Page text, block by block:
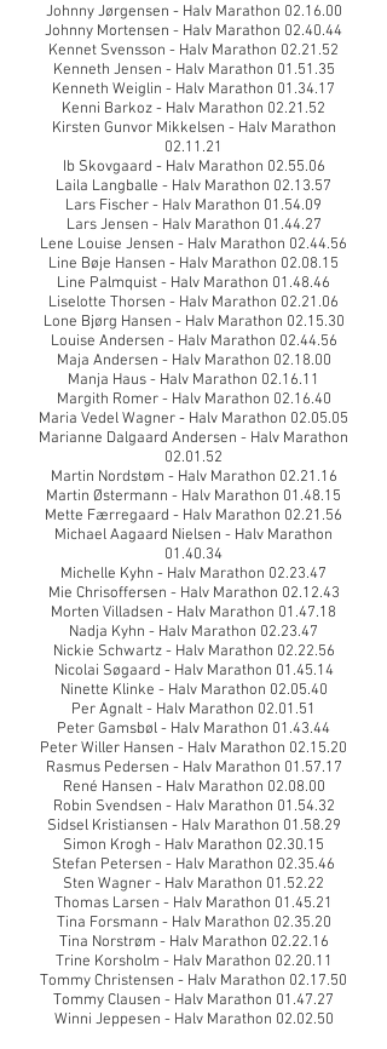
Johnny Jørgensen - Halv Marathon 02.16.00
Johnny Mortensen - Halv Marathon 02.40.44
Kennet Svensson - Halv Marathon 02.21.52
Kenneth Jensen - Halv Marathon 01.51.35
Kenneth Weiglin - Halv Marathon 01.34.17
Kenni Barkoz - Halv Marathon 02.21.52
Kirsten Gunvor Mikkelsen - Halv Marathon
02.11.21
Ib Skovgaard - Halv Marathon 02.55.06
Laila Langballe - Halv Marathon 02.13.57
Lars Fischer - Halv Marathon 01.54.09
Lars Jensen - Halv Marathon 01.44.27
Lene Louise Jensen - Halv Marathon 02.44.56
Line Bøje Hansen - Halv Marathon 02.08.15
Line Palmquist - Halv Marathon 01.48.46
Liselotte Thorsen - Halv Marathon 02.21.06
Lone Bjørg Hansen - Halv Marathon 02.15.30
Louise Andersen - Halv Marathon 02.44.56
Maja Andersen - Halv Marathon 02.18.00
Manja Haus - Halv Marathon 02.16.11
Margith Romer - Halv Marathon 02.16.40
Maria Vedel Wagner - Halv Marathon 02.05.05
Marianne Dalgaard Andersen - Halv Marathon
02.01.52
Martin Nordstøm - Halv Marathon 02.21.16
Martin Østermann - Halv Marathon 01.48.15
Mette Færregaard - Halv Marathon 02.21.56
Michael Aagaard Nielsen - Halv Marathon
01.40.34
Michelle Kyhn - Halv Marathon 02.23.47
Mie Chrisoffersen - Halv Marathon 02.12.43
Morten Villadsen - Halv Marathon 01.47.18
Nadja Kyhn - Halv Marathon 02.23.47
Nickie Schwartz - Halv Marathon 02.22.56
Nicolai Søgaard - Halv Marathon 01.45.14
Ninette Klinke - Halv Marathon 02.05.40
Per Agnalt - Halv Marathon 02.01.51
Peter Gamsbøl - Halv Marathon 01.43.44
Peter Willer Hansen - Halv Marathon 02.15.20
Rasmus Pedersen - Halv Marathon 01.57.17
René Hansen - Halv Marathon 02.08.00
Robin Svendsen - Halv Marathon 01.54.32
Sidsel Kristiansen - Halv Marathon 01.58.29
Simon Krogh - Halv Marathon 02.30.15
Stefan Petersen - Halv Marathon 02.35.46
Sten Wagner - Halv Marathon 01.52.22
Thomas Larsen - Halv Marathon 01.45.21
Tina Forsmann - Halv Marathon 02.35.20
Tina Norstrøm - Halv Marathon 02.22.16
Trine Korsholm - Halv Marathon 02.20.11
Tommy Christensen - Halv Marathon 02.17.50
Tommy Clausen - Halv Marathon 01.47.27
Winni Jeppesen - Halv Marathon 02.02.50